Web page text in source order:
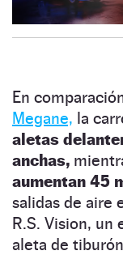
En
Megane, la
aletas
anchas,
aumentan 45
salidas de aire
R.S. Vision, un
aleta de